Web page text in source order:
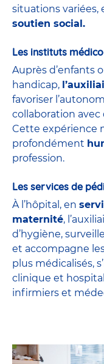
situations variées,
soutien social.
Les instituts
Auprès d’enfants
handicap,
favoriser
collaboration
Cette expérience
profondément
profession.
Les services de
À l’hôpital, en
maternité,
d’hygiène,
et accompagne
plus médicalisés,
clinique et
infirmiers et